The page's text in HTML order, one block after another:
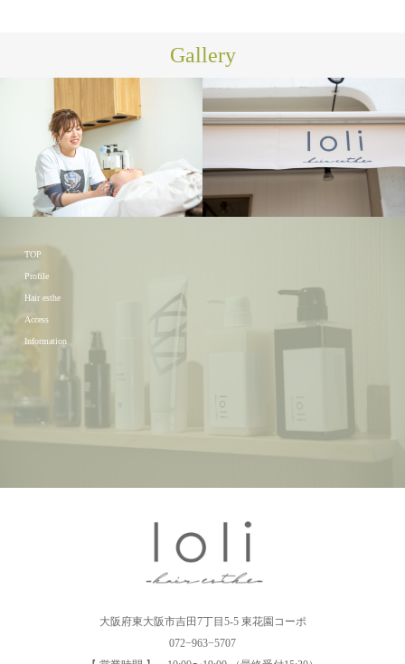
Gallery
TOP
Profile
Hair esthe
Access
Information
大阪府東大阪市吉田7丁目5-5 東花園コーポ
072−963−5707